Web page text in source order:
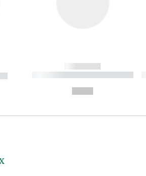
------------
----------- ----------- ----------